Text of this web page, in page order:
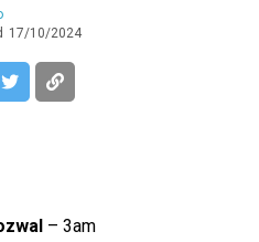
17/10/2024
– 3am